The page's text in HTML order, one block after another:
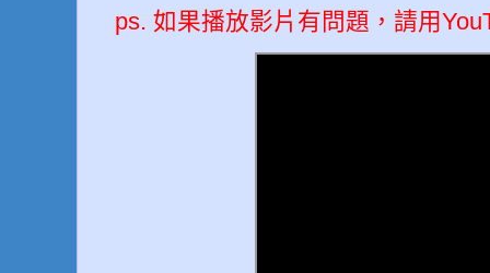
ps. 如果播放影片有問題，請用